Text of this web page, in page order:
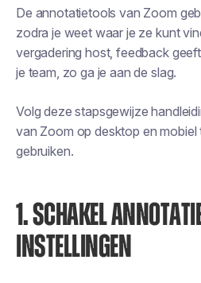
De annotatietools van Zoom
zodra je weet waar je ze kunt
vergadering host, feedback
je team, zo ga je aan de slag.
Volg deze stapsgewijze
van Zoom op desktop en mobiel
gebruiken.
1. SCHAKEL
INSTELLINGEN